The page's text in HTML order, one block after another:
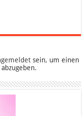
sein, um einen